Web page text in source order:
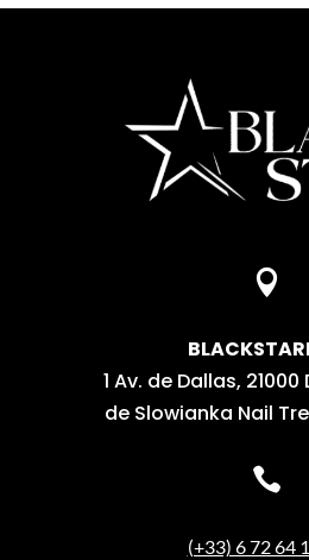

1 Av. de Dallas,
de Slowianka Nail

(+33) 6 72 64